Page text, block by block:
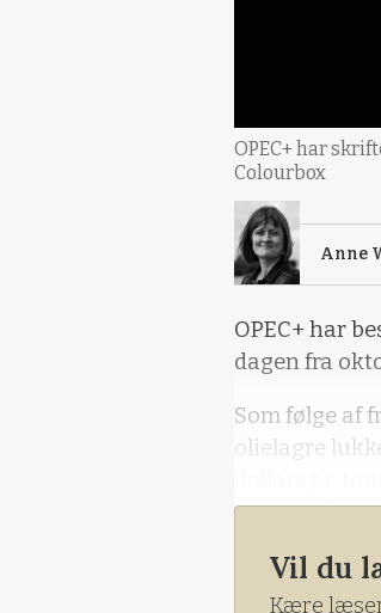
OPEC+ har
Colourbox
Anne
OPEC+ har
dagen fra
Som følge af
olielagre
støtte priser
hosVil du
Kære